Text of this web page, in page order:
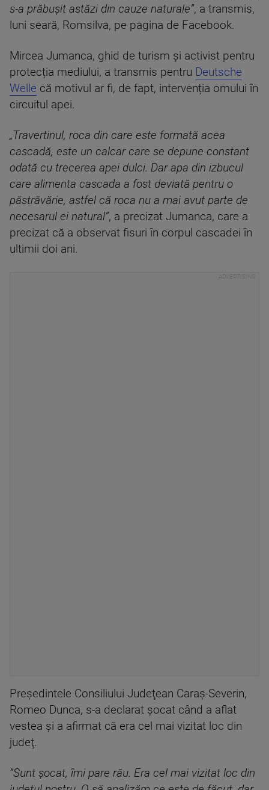
s-a prăbuşit astăzi din cauze naturale”, a transmis,
luni seară, Romsilva, pe pagina de Facebook.
Mircea Jumanca, ghid de turism și activist pentru
protecția mediului, a transmis pentru Deutsche
Welle că motivul ar fi, de fapt, intervenția omului în
circuitul apei.
„Travertinul, roca din care este formată acea
cascadă, este un calcar care se depune constant
odată cu trecerea apei dulci. Dar apa din izbucul
care alimenta cascada a fost deviată pentru o
păstrăvărie, astfel că roca nu a mai avut parte de
necesarul ei natural”, a precizat Jumanca, care a
precizat că a observat fisuri în corpul cascadei în
ultimii doi ani.
Preşedintele Consiliului Judeţean Caraş-Severin,
Romeo Dunca, s-a declarat şocat când a aflat
vestea şi a afirmat că era cel mai vizitat loc din
judeţ.
”Sunt şocat, îmi pare rău. Era cel mai vizitat loc din